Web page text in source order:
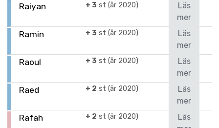
Raiyan + 3 st (år 2020)
Läs
mer
Ramin + 3 st (år 2020)
Läs
mer
Raoul + 3 st (år 2020)
Läs
mer
Raed + 2 st (år 2020)
Läs
mer
Rafah + 2 st (år 2020)
Läs